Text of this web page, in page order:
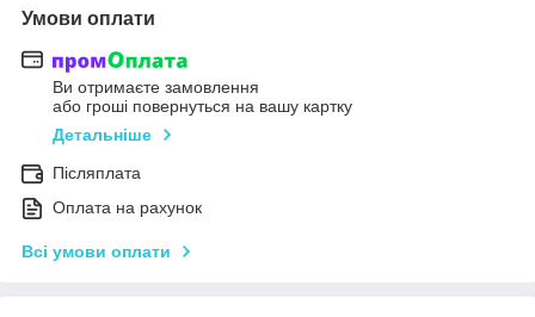
Умови оплати
Ви отримаєте замовлення
або гроші повернуться на вашу картку
Детальніше
Післяплата
Оплата на рахунок
Всі умови оплати